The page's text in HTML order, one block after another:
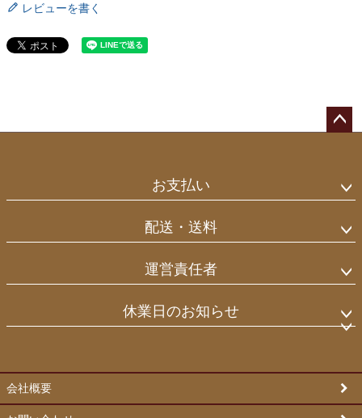
レビューを書く
お支払い
配送・送料
運営責任者
休業日のお知らせ
会社概要